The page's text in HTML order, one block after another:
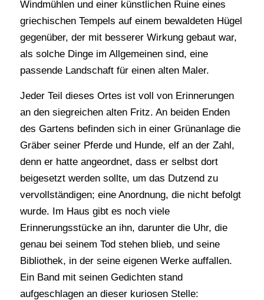
Windmühlen und einer künstlichen Ruine eines
griechischen Tempels auf einem bewaldeten Hügel
gegenüber, der mit besserer Wirkung gebaut war,
als solche Dinge im Allgemeinen sind, eine
passende Landschaft für einen alten Maler.
Jeder Teil dieses Ortes ist voll von Erinnerungen
an den siegreichen alten Fritz. An beiden Enden
des Gartens befinden sich in einer Grünanlage die
Gräber seiner Pferde und Hunde, elf an der Zahl,
denn er hatte angeordnet, dass er selbst dort
beigesetzt werden sollte, um das Dutzend zu
vervollständigen; eine Anordnung, die nicht befolgt
wurde. Im Haus gibt es noch viele
Erinnerungsstücke an ihn, darunter die Uhr, die
genau bei seinem Tod stehen blieb, und seine
Bibliothek, in der seine eigenen Werke auffallen.
Ein Band mit seinen Gedichten stand
aufgeschlagen an dieser kuriosen Stelle: